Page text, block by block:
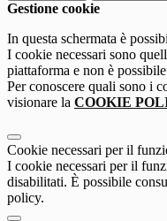
Gestione cookie
In questa schermata è
I cookie necessari sono
piattaforma e non è
Per conoscere quali sono i
visionare la COOKIE
Cookie necessari per il
I cookie necessari per il
disabilitati. È possibile
policy.